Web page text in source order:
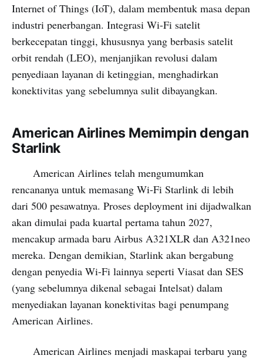
Internet of Things (IoT), dalam membentuk masa depan
industri penerbangan. Integrasi Wi-Fi satelit
berkecepatan tinggi, khususnya yang berbasis satelit
orbit rendah (LEO), menjanjikan revolusi dalam
penyediaan layanan di ketinggian, menghadirkan
konektivitas yang sebelumnya sulit dibayangkan.
American Airlines Memimpin dengan
Starlink
American Airlines telah mengumumkan
rencananya untuk memasang Wi-Fi Starlink di lebih
dari 500 pesawatnya. Proses deployment ini dijadwalkan
akan dimulai pada kuartal pertama tahun 2027,
mencakup armada baru Airbus A321XLR dan A321neo
mereka. Dengan demikian, Starlink akan bergabung
dengan penyedia Wi-Fi lainnya seperti Viasat dan SES
(yang sebelumnya dikenal sebagai Intelsat) dalam
menyediakan layanan konektivitas bagi penumpang
American Airlines.
American Airlines menjadi maskapai terbaru yang